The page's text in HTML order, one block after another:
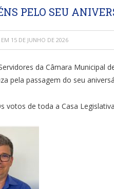
PELO SEU
EM 15 DE JUNHO DE 2026
da Câmara Municipal
pela passagem do seu
toda a Casa Legislativa são